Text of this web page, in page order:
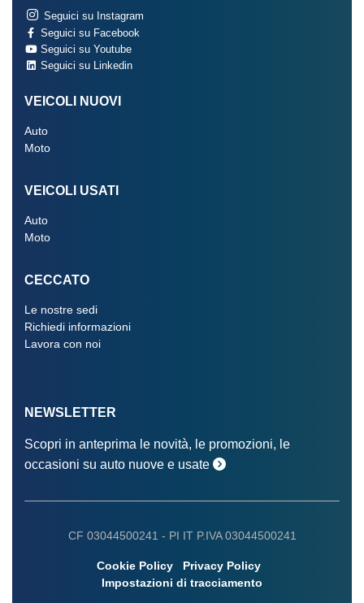
Seguici su Instagram
Seguici su Facebook
Seguici su Youtube
Seguici su Linkedin
VEICOLI NUOVI
Auto
Moto
VEICOLI USATI
Auto
Moto
CECCATO
Le nostre sedi
Richiedi informazioni
Lavora con noi
NEWSLETTER
Scopri in anteprima le novità, le promozioni, le
occasioni su auto nuove e usate
CF 03044500241 - PI IT P.IVA 03044500241
Cookie Policy
Privacy Policy
Impostazioni di tracciamento